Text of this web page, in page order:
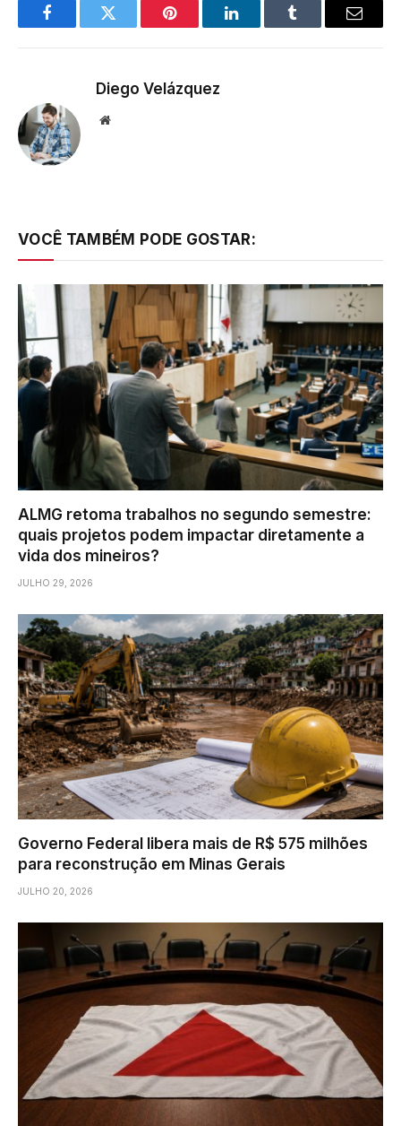
FacebookTwitter Pinterest LinkedInTumblr Email
Diego Velázquez
Website
VOCÊ TAMBÉM PODE GOSTAR:
ALMG retoma trabalhos no segundo semestre:
quais projetos podem impactar diretamente a
vida dos mineiros?
JULHO 29, 2026
Governo Federal libera mais de R$ 575 milhões
para reconstrução em Minas Gerais
JULHO 20, 2026